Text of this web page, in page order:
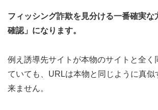
フィッシング詐欺を見分ける一番確実
確認」になります。
例え誘導先サイトが本物のサイトと全く
ていても、URLは本物と同じように真似
来ません。